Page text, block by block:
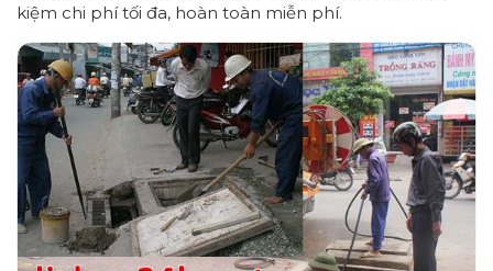
kiệm chi phí tối đa, hoàn toàn miễn phí.